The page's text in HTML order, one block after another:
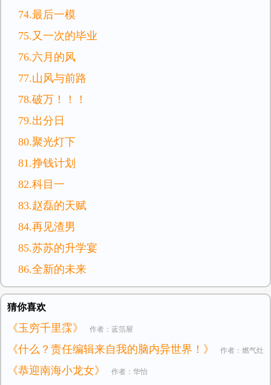
74.最后一模
75.又一次的毕业
76.六月的风
77.山风与前路
78.破万！！！
79.出分日
80.聚光灯下
81.挣钱计划
82.科目一
83.赵磊的天赋
84.再见渣男
85.苏苏的升学宴
86.全新的未来
猜你喜欢
《玉穷千里霂》 作者：蓝箔屉
《什么？责任编辑来自我的脑内异世界！》 作者：燃气灶
猫《恭迎南海小龙女》 作者：华怡